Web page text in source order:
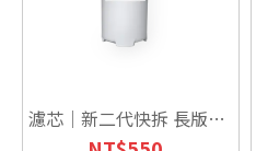
濾芯｜新二代快拆 長版